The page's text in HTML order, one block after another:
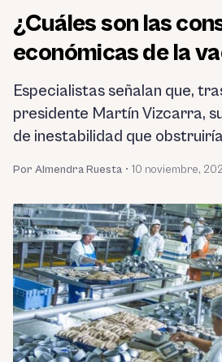
¿Cuáles son las
económicas de la
Especialistas señalan que,
presidente Martín Vizcarra,
de inestabilidad que
Por Almendra Ruesta • 10 noviembre,